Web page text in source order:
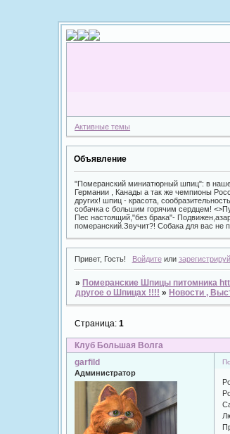
Активные темы
Объявление
"Померанский миниатюрный шпиц": в
Германии , Канады а так же чемпионы
других! шпиц - красота,
собачка с большим горячим сердцем!
Пес настоящий,"без брака"-
померанский.Звучит?! Собака для вас не
Привет, Гость! Войдитеили
»Померанские Шпицы питомника
другое о Шпицах !!!! »Новости ,
Клуб Большая Волга
Страница:1
garfild
Администратор